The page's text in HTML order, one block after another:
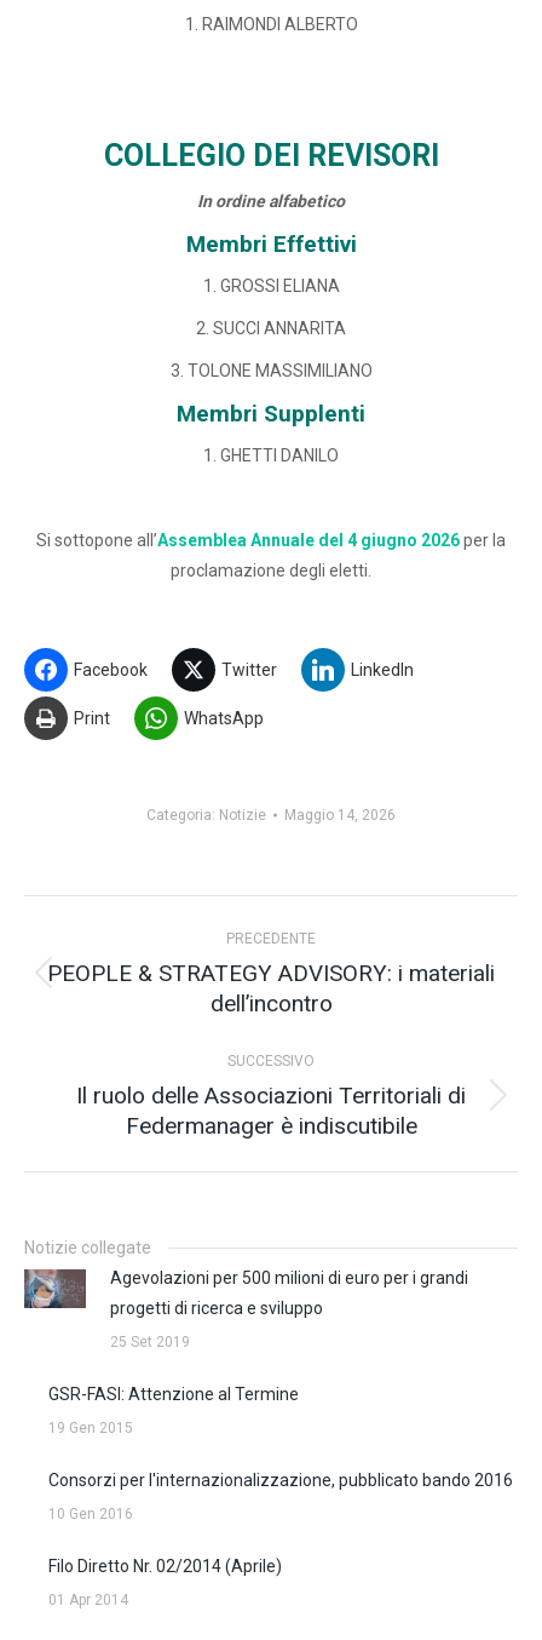
1. RAIMONDI ALBERTO
COLLEGIO DEI REVISORI
In ordine alfabetico
Membri Effettivi
1. GROSSI ELIANA
2. SUCCI ANNARITA
3. TOLONE MASSIMILIANO
Membri Supplenti
1. GHETTI DANILO
Si sottopone all’Assemblea Annuale del 4 giugno 2026per la
proclamazione degli eletti.
Facebook Twitter LinkedIn
Print WhatsApp
Categoria: Notizie Maggio 14, 2026
tra
post
PRECEDENTE
Post
precedente:
PEOPLE & STRATEGY ADVISORY: i materiali
dell’incontro
SUCCESSIVO
Prossimo
post:
Il ruolo delle Associazioni Territoriali di
Federmanager è indiscutibile
Notizie collegate
Agevolazioni per 500 milioni di euro per i grandi
progetti di ricerca e sviluppo
25 Set 2019
GSR-FASI: Attenzione al Termine
19 Gen 2015
Consorzi per l'internazionalizzazione, pubblicato bando 2016
10 Gen 2016
Filo Diretto Nr. 02/2014 (Aprile)
01 Apr 2014